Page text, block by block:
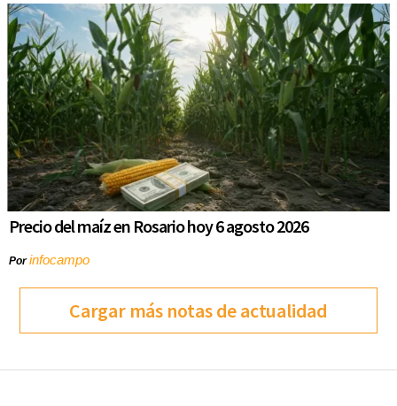
Precio del maíz en Rosario hoy 6 agosto 2026
Porinfocampo
Cargar más notas de actualidad